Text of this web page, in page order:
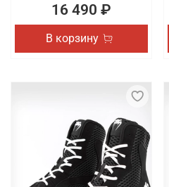
16 490 ₽
В корзину